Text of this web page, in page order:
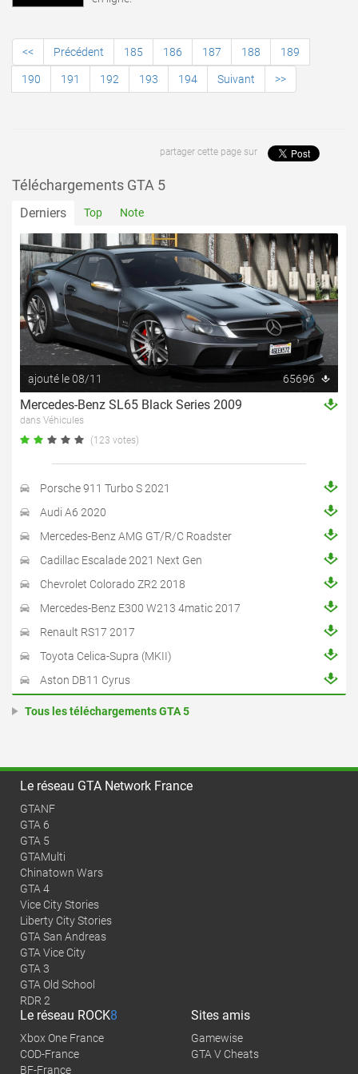
<< Précédent 185 186 187 188 189
190 191 192 193 194 Suivant >>
partager cette page sur
Téléchargements GTA 5
Derniers Top Note
ajouté le 08/11 65696
Mercedes-Benz SL65 Black Series 2009
dans Véhicules
(123 votes)
Porsche 911 Turbo S 2021
Audi A6 2020
Mercedes-Benz AMG GT/R/C Roadster
Cadillac Escalade 2021 Next Gen
Chevrolet Colorado ZR2 2018
Mercedes-Benz E300 W213 4matic 2017
Renault RS17 2017
Toyota Celica-Supra (MKII)
Aston DB11 Cyrus
Tous les téléchargements GTA 5
Le réseau GTA Network France
GTANF
GTA 6
GTA 5
GTAMulti
Chinatown Wars
GTA 4
Vice City Stories
Liberty City Stories
GTA San Andreas
GTA Vice City
GTA 3
GTA Old School
RDR 2
Le réseau ROCK8
Xbox One France
COD-France
BF-France
Sites amis
Gamewise
GTA V Cheats